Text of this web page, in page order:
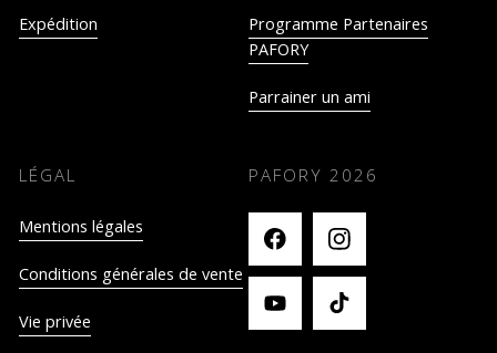
Expédition
Programme Partenaires
PAFORY
Parrainer un ami
LÉGAL
Mentions légales
Conditions générales de vente
Vie privée
PAFORY 2026